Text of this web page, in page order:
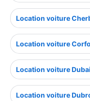
Location voiture
Location voiture
Location voiture Dubai
Location voiture